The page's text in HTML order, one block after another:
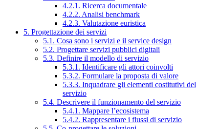
4.2.1. Ricerca documentale
4.2.2. Analisi benchmark
4.2.3. Valutazione euristica
5. Progettazione dei servizi
5.1. Cosa sono i servizi e il service design
5.2. Progettare servizi pubblici digitali
5.3. Definire il modello di servizio
5.3.1. Identificare gli attori coinvolti
5.3.2. Formulare la proposta di valore
5.3.3. Inquadrare gli elementi costitutivi del
servizio
5.4. Descrivere il funzionamento del servizio
5.4.1. Mappare l’ecosistema
5.4.2. Rappresentare i flussi di servizio